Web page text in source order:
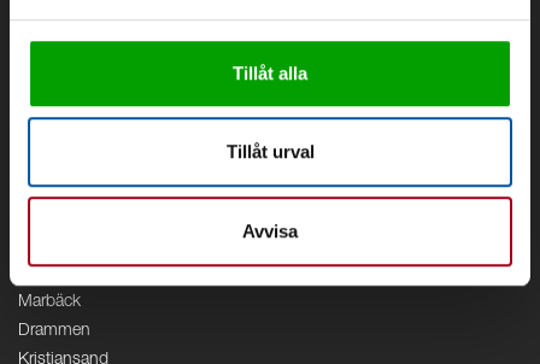
Tillåt alla
Tillåt urval
Avvisa
Vattenrening
Geoenergi
Debe
Marbäck
Drammen
Kristiansand